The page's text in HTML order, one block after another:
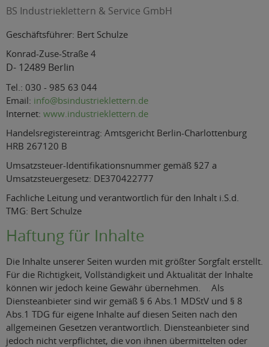
BS Industrieklettern & Service GmbH
Geschäftsführer: Bert Schulze
Konrad-Zuse-Straße 4
D- 12489 Berlin
Tel.: 030 - 985 63 044
Email: info@bsindustrieklettern.de
Internet: www.industrieklettern.de
Handelsregistereintrag: Amtsgericht Berlin-Charlottenburg
HRB 267120 B
Umsatzsteuer-Identifikationsnummer gemäß §27 a
Umsatzsteuergesetz: DE370422777
Fachliche Leitung und verantwortlich für den Inhalt i.S.d.
TMG: Bert Schulze
Haftung für Inhalte
Die Inhalte unserer Seiten wurden mit größter Sorgfalt erstellt.
Für die Richtigkeit, Vollständigkeit und Aktualität der Inhalte
können wir jedoch keine Gewähr übernehmen. Als
Diensteanbieter sind wir gemäß § 6 Abs.1 MDStV und § 8
Abs.1 TDG für eigene Inhalte auf diesen Seiten nach den
allgemeinen Gesetzen verantwortlich. Diensteanbieter sind
jedoch nicht verpflichtet, die von ihnen übermittelten oder